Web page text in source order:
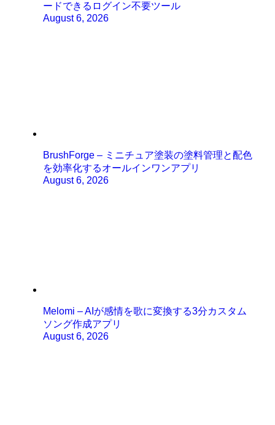
ードできるログイン不要ツール
August 6, 2026
BrushForge – ミニチュア塗装の塗料管理と配色
を効率化するオールインワンアプリ
August 6, 2026
Melomi – AIが感情を歌に変換する3分カスタム
ソング作成アプリ
August 6, 2026